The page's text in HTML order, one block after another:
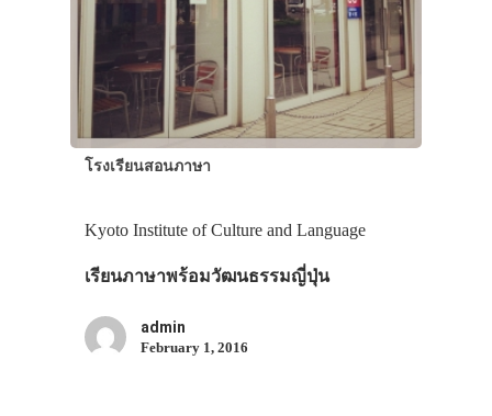
โรงเรียนสอนภาษา
Kyoto Institute of Culture and Language
เรียนภาษาพร้อมวัฒนธรรมญี่ปุ่น
admin
February 1, 2016